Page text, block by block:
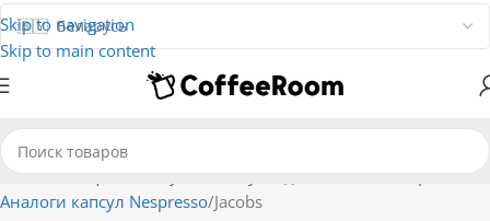
Skip to navigation
Skip to main content
Главная Кофе В капсулах Капсулы для системы Nespresso
Аналоги капсул Nespresso Jacobs